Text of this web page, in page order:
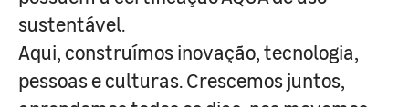
sustentável.
Aqui, construímos inovação, tecnologia,
pessoas e culturas. Crescemos juntos,